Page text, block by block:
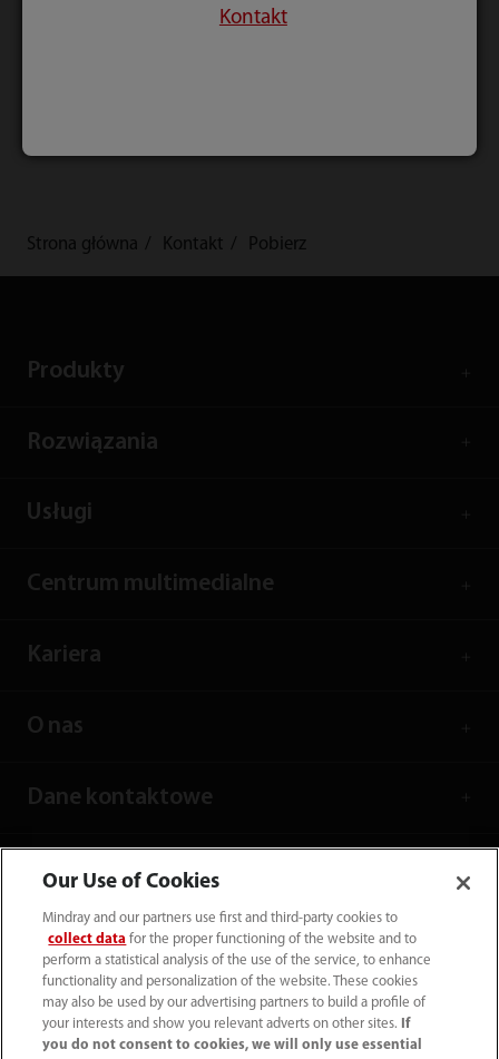
Strona główna Kontakt Pobierz
Produkty
Rozwiązania
Usługi
Centrum multimedialne
Kariera
O nas
Dane kontaktowe
Our Use of Cookies
Mindray and our partners use first and third-party cookies to
collect data for the proper functioning of the website and to
perform a statistical analysis of the use of the service, to enhance
functionality and personalization of the website. These cookies
may also be used by our advertising partners to build a profile of
your interests and show you relevant adverts on other sites.
If
you do not consent to cookies, we will only use essential
Kontakt